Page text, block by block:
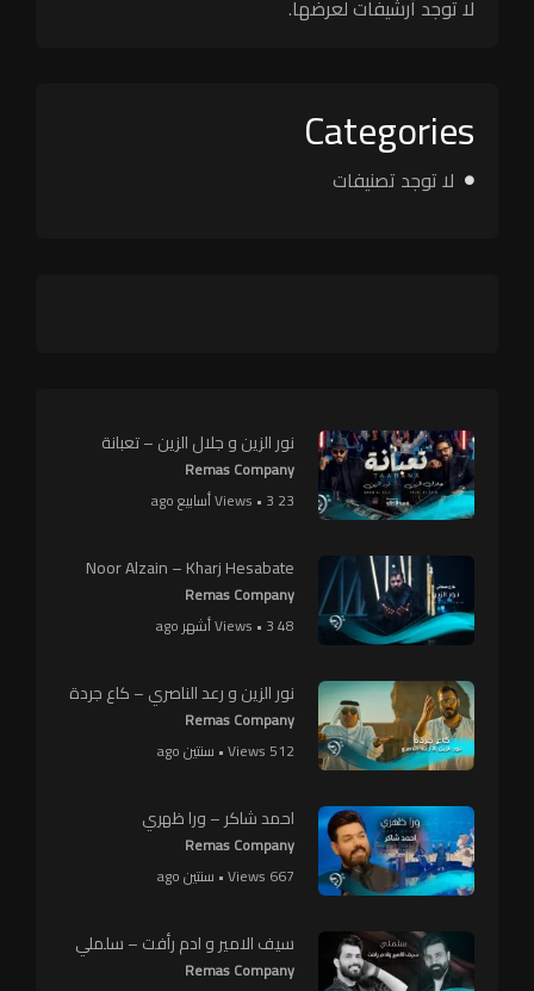
لا توجد أرشيفات لعرضها.
Categories
لا توجد تصنيفات
نور الزين و جلال الزين – تعبانة
Remas Company
23 Views • 3 أسابيع ago
Noor Alzain – Kharj Hesabate
Remas Company
48 Views • 3 أشهر ago
نور الزين و رعد الناصري – كاع جردة
Remas Company
512 Views • سنتين ago
احمد شاكر – ورا ظهري
Remas Company
667 Views • سنتين ago
سيف الامير و ادم رأفت – سلملي
Remas Company